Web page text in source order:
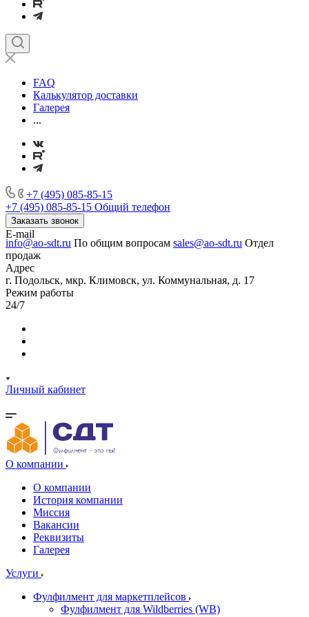
FAQ
Калькулятор доставки
Галерея
...
+7 (495) 085-85-15
+7 (495) 085-85-15 Общий телефон
Заказать звонок
E-mail
info@ao-sdt.ru По общим вопросам sales@ao-sdt.ru Отдел
продаж
Адрес
г. Подольск, мкр. Климовск, ул. Коммунальная, д. 17
Режим работы
24/7
Личный кабинет
О компании
О компании
История компании
Миссия
Вакансии
Реквизиты
Галерея
Услуги
Фулфилмент для маркетплейсов
Фулфилмент для Wildberries (WB)